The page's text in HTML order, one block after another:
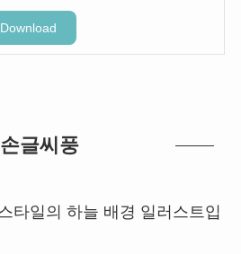
Download
손글씨풍
타일의 하늘 배경 일러스트입